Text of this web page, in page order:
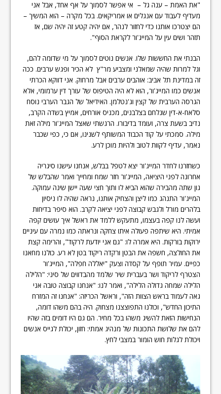
"את האמת – ענה גל – אי אפשר לסמוך על אף אחד, אבל אני
מעדיף לעבוד עם אנגלים או אמריקאים. בכל מקרה – הוא המשיך –
הם יצטרכו אותנו כדי לחזור לנהר, אם יהיה קטע זה יהיה שם, אז
תזהר ושים עין על המייג'ור לקראת הסוף".
הבנתי את החששות שלו. אנשים נוטים לסמוך על מי שדומה להם,
וגל למרות שהיה שמאלני ומצביע מר"ץ לא הכיר ופגש ערבים. ככה
זה במדינת תל אביב: אוהבים ערבים אבל מרחוק. אני דווקא הכרתי
אנשים כמו המייג'ור, הוא לא היה הטיפוס של עורך דין ערמומי, אלא
הגרסה הערבית של קצין וג'נטלמן. האידיאל של הגבר הערבי נוסח
סלאח-א-דין שנלחם בצלבנים, מכניס אורחים, אמיץ בשדה הקרב,
נדיב בשעת צרה, ועומד בדיבורו. הרגשתי שאצל המייג'ור מילה זאת
מילה. סמכתי על קוד הכבוד המשותף לשנינו, אם כי, כפי שכבר
נאמר, עדיף לקוות לטוב ולהיות מוכן לרע.
כשחזרנו לחדר המייג'ור יצא לטפל בבלש, אנחנו עישנו סיגריה
אחרונה לפני היציאה, המייג'ור חזר שמח ומחייך ואמר שהבלש של
גון שתה מהבירה שהוא הביא לו ותוך חצי שעה יישן שינה עמוקה.
המייג'ור התנהג כמו ליצן והצחיק אותנו, נראה שהיה לו ניסיון
בלהרים מורל ולגבש קבוצה לפני יציאה לקרב. הוא סיפר בדיחות
ועשה לנו קפה בעצמו, מתעקש ללמד את ראשל איך עושים קפה
אמיתי. היא שיתפה פעולה איתו צחקה ונראתה כמו נמרה עם עיניים
ירוקות בורקות. היא אמרה לו: "גם אני יודעת לרקוד", והרימה קצת
את החולצה, חשפה את הבטן ורקדה ריקוד בטן לא רע. כולנו מחאנו
כפיים. עמיר תופף על קסדה וצעק "יאללה חפלה", המייג'ור
הצטרף לריקוד ושר בעברית שיר שלמד מהבדווים של סיני: "הלילה
הלילה שמחה גדולה הלילה", ואמר לנו: "אנחנו קבוצה טובה אני
גאה לעמוד בראש הצוות הזה", וראשל הכריזה: "אנחנו זה המזרח
התיכון החדש", וכולנו התפוצצנו מצחוק. היה בהם משהו דומה,
הנחישות הזאת להשיג משהו בכל מחיר. הם גם היו דומים בזה שהיו
להם את שלושת התכונות של מנהיג אמתי: חזון, יכולת לגייס אנשים
ויכולת לגלות חוש הומור במצבי לחץ.